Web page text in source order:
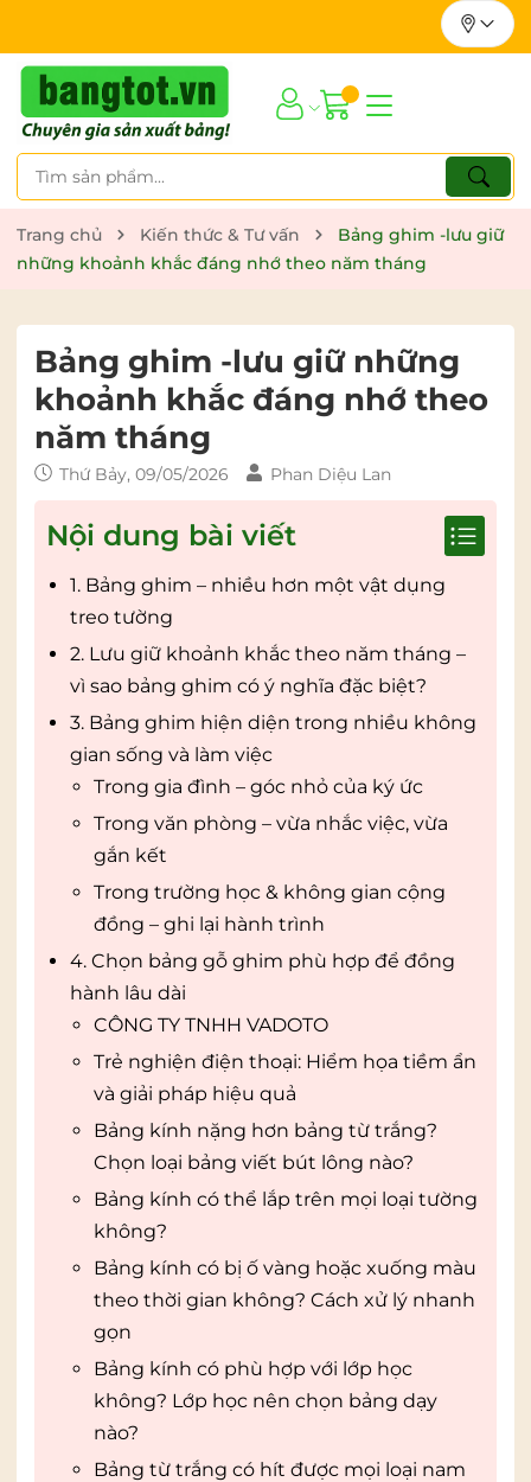
Trang chủ Kiến thức & Tư vấn
Bảng ghim -lưu giữ
những khoảnh khắc đáng nhớ theo năm tháng
Bảng ghim -lưu giữ những
khoảnh khắc đáng nhớ theo
năm tháng
Thứ Bảy, 09/05/2026 Phan Diệu Lan
Nội dung bài viết
1. Bảng ghim – nhiều hơn một vật dụng
treo tường
2. Lưu giữ khoảnh khắc theo năm tháng –
vì sao bảng ghim có ý nghĩa đặc biệt?
3. Bảng ghim hiện diện trong nhiều không
gian sống và làm việc
Trong gia đình – góc nhỏ của ký ức
Trong văn phòng – vừa nhắc việc, vừa
gắn kết
Trong trường học & không gian cộng
đồng – ghi lại hành trình
4. Chọn bảng gỗ ghim phù hợp để đồng
hành lâu dài
CÔNG TY TNHH VADOTO
Trẻ nghiện điện thoại: Hiểm họa tiềm ẩn
và giải pháp hiệu quả
Bảng kính nặng hơn bảng từ trắng?
Chọn loại bảng viết bút lông nào?
Bảng kính có thể lắp trên mọi loại tường
không?
Bảng kính có bị ố vàng hoặc xuống màu
theo thời gian không? Cách xử lý nhanh
gọn
Bảng kính có phù hợp với lớp học
không? Lớp học nên chọn bảng dạy
nào?
Bảng từ trắng có hít được mọi loại nam